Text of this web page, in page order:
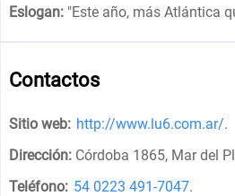
Eslogan: "Este año, más Atlántica
Contactos
Sitio web: http://www.lu6.com.ar/.
Dirección: Córdoba 1865, Mar del
Teléfono: 54 0223 491-7047.